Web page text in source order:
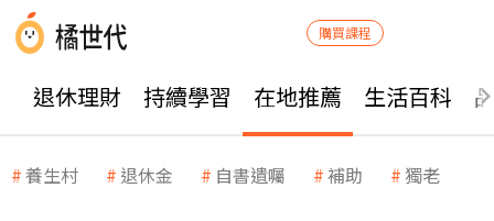
購買課程
退休理財 持續學習 在地推薦 生活百科
養生村 退休金 自書遺囑 補助 獨老